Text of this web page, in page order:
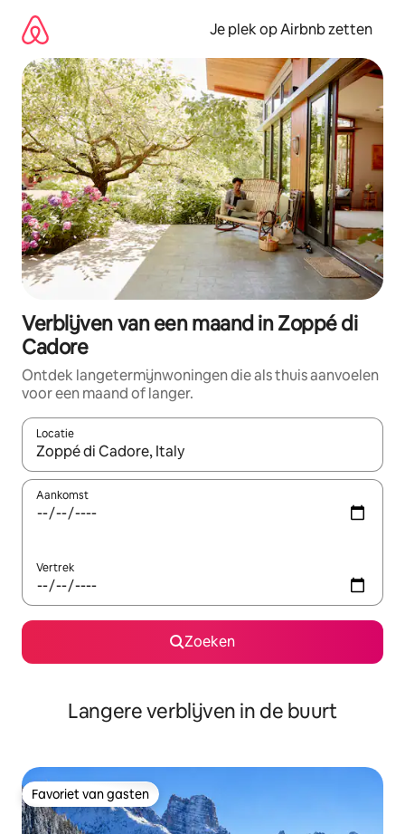
direct
naar
inhoud
Je plek op Airbnb zetten
Verblijven van een maand in Zoppé di
Cadore
Ontdek langetermijnwoningen die als thuis aanvoelen
voor een maand of langer.
Locatie
Wanneer er resultaten beschikbaar zijn, maak je een keuze
Aankomst
Vertrek
Zoeken
Langere verblijven in de buurt
Favoriet van gasten
Favoriet van gasten